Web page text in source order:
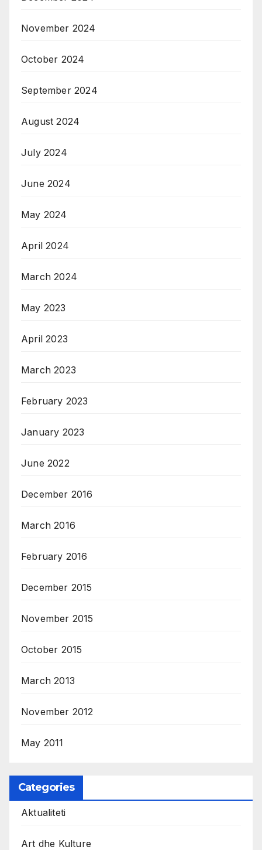
November 2024
October 2024
September 2024
August 2024
July 2024
June 2024
May 2024
April 2024
March 2024
May 2023
April 2023
March 2023
February 2023
January 2023
June 2022
December 2016
March 2016
February 2016
December 2015
November 2015
October 2015
March 2013
November 2012
May 2011
Categories
Aktualiteti
Art dhe Kulture